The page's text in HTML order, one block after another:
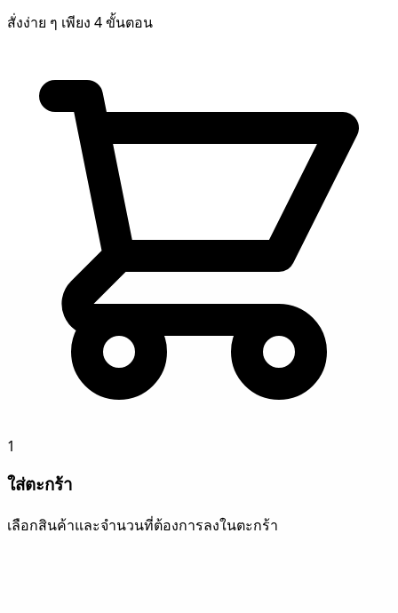
สั่งง่าย ๆ เพียง 4 ขั้นตอน
1
ใส่ตะกร้า
เลือกสินค้าและจำนวนที่ต้องการลงในตะกร้า